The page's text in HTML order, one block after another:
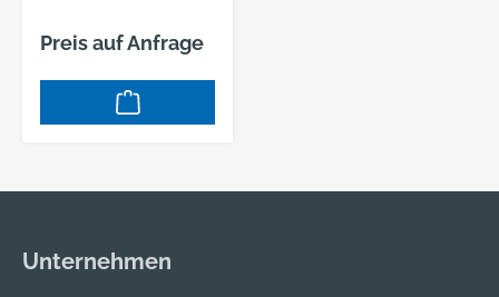
Preis auf Anfrage
Unternehmen